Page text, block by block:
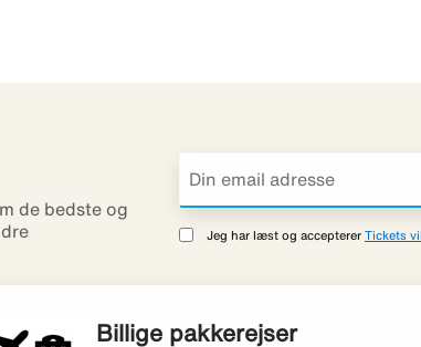
de bedste og
Jeg har læst og accepterer Tickets
Billige pakkerejser